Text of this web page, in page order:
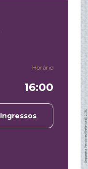
Horário
16:00
Ingressos